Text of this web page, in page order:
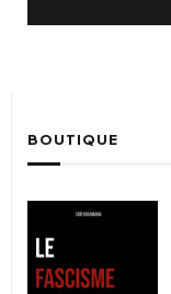
BOUTIQUE